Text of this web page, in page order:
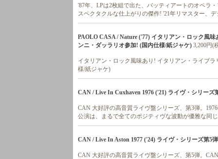
'87年、LPは2枚組で出た、バッティアートのオペラ
スペクタクルな仕上がりの傑作! '21年リマスター、
PAOLO CASA / Nature ('77) イタリアン・ロック風
ンニ・ダッラリオ参加! (国内仕様/紙ジャケ) 3,200円(
イタリアン・ロック風味あり! イタリアン・ライブ
様/紙ジャケ)
CAN / Live In Cuxhaven 1976 ('21) ライヴ・シリーズ
CAN 大好評の高音質ライヴ盤シリーズ、第3弾。
公演は、まるで全てのポジティヴな波動が優雅な同
CAN / Live In Aston 1977 ('24) ライヴ・シリーズ第5
CAN 大好評の高音質ライヴ盤シリーズ、第5弾。